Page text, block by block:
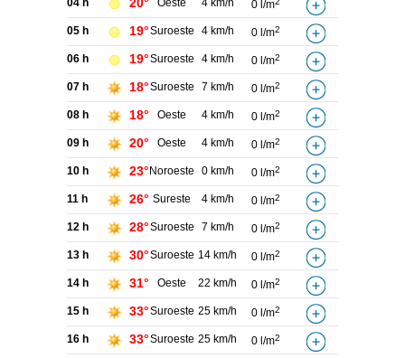
04 h 20° Oeste 4 km/h 0 l/m
05 h 19°Suroeste 4 km/h 0 l/m2
06 h 19°Suroeste 4 km/h 0 l/m2
07 h 18°Suroeste 7 km/h 0 l/m2
08 h 18° Oeste 4 km/h 0 l/m2
09 h 20° Oeste 4 km/h 0 l/m2
10 h 23° Noroeste 0 km/h 0 l/m2
11 h 26° Sureste 4 km/h 0 l/m2
12 h 28°Suroeste 7 km/h 0 l/m2
13 h 30°Suroeste 14 km/h 0 l/m2
14 h 31° Oeste 22 km/h 0 l/m2
15 h 33°Suroeste 25 km/h 0 l/m2
16 h 33°Suroeste 25 km/h 0 l/m2